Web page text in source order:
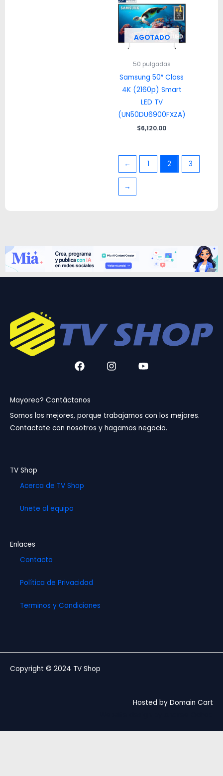
AGOTADO
50 pulgadas
Samsung 50″ Class
4K (2160p) Smart
LED TV
(UN50DU6900FXZA)
$6,120.00
← 1 2 3
→
F
a
b
o
o
k
I
n
g
r
a
Y
o
b
e
Mayoreo? Contáctanos
Somos los mejores, porque trabajamos con los mejores.
Contactate con nosotros y hagamos negocio.
TV Shop
Acerca de TV Shop
Unete al equipo
Enlaces
Contacto
Política de Privacidad
Terminos y Condiciones
Copyright © 2024 TV Shop
Hosted by Domain Cart